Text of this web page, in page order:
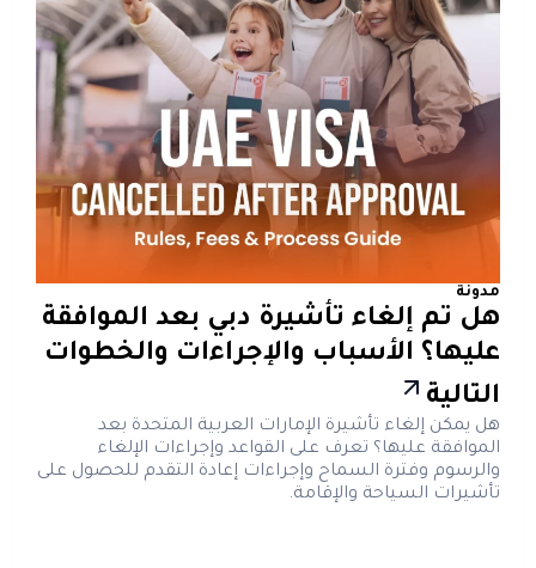
مدونة
هل تم إلغاء تأشيرة دبي بعد الموافقة
عليها؟ الأسباب والإجراءات والخطوات
التالية
هل يمكن إلغاء تأشيرة الإمارات العربية المتحدة بعد
الموافقة عليها؟ تعرف على القواعد وإجراءات الإلغاء
والرسوم وفترة السماح وإجراءات إعادة التقدم للحصول على
تأشيرات السياحة والإقامة.